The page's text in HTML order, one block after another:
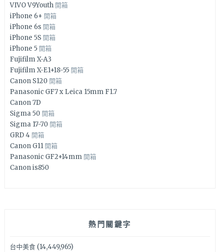
VIVO V9Youth 開箱
iPhone 6+ 開箱
iPhone 6s 開箱
iPhone 5S 開箱
iPhone 5 開箱
Fujifilm X-A3
Fujifilm X-E1+18-55 開箱
Canon S120 開箱
Panasonic GF7 x Leica 15mm F1.7
Canon 7D
Sigma 50 開箱
Sigma 17-70 開箱
GRD 4 開箱
Canon G11 開箱
Panasonic GF2+14mm 開箱
Canon is850
熱門關鍵字
台中美食(14,449,965)